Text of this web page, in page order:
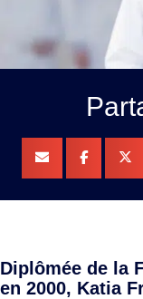
Diplômée de la
en 2000, Katia